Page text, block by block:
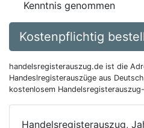
Kenntnis genommen
Kostenpflichtig
handelsregisterauszug.de ist die
Handeslregisterauszüge aus
kostenlosem
Handelsregisterauszug,